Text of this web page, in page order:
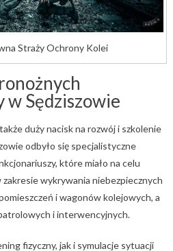
Straży Ochrony Kolei
wSędziszowie
takżedużynaciskna rozwóji szkolenie
odbyło się specjalistyczne
któremiało na celu
zakresiewykrywania niebezpiecznych
iwagonówkolejowych, a
iinterwencyjnych.
fizyczny, jaki symulacje sytuacji